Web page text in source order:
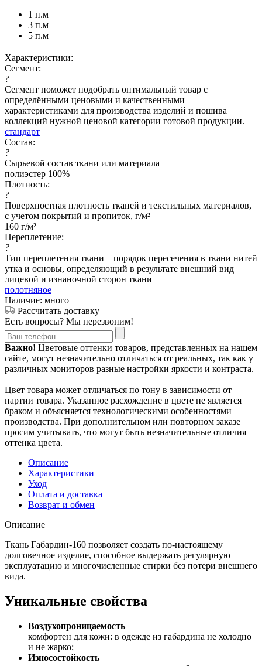
1 п.м
3 п.м
5 п.м
Характеристики:
Сегмент:
?
Сегмент поможет подобрать оптимальный товар с
определёнными ценовыми и качественными
характеристиками для производства изделий и пошива
коллекций нужной ценовой категории готовой продукции.
стандарт
Состав:
?
Сырьевой состав ткани или материала
полиэстер 100%
Плотность:
?
Поверхностная плотность тканей и текстильных материалов,
с учетом покрытий и пропиток, г/м²
160 г/м²
Переплетение:
?
Тип переплетения ткани – порядок пересечения в ткани нитей
утка и основы, определяющий в результате внешний вид
лицевой и изнаночной сторон ткани
полотняное
Наличие: много
Рассчитать доставку
Есть вопросы? Мы перезвоним!
Важно! Цветовые оттенки товаров, представленных на нашем
сайте, могут незначительно отличаться от реальных, так как у
различных мониторов разные настройки яркости и контраста.
Цвет товара может отличаться по тону в зависимости от
партии товара. Указанное расхождение в цвете не является
браком и объясняется технологическими особенностями
производства. При дополнительном или повторном заказе
просим учитывать, что могут быть незначительные отличия
оттенка цвета.
Описание
Характеристики
Уход
Оплата и доставка
Возврат и обмен
Описание
Ткань Габардин-160 позволяет создать по-настоящему
долговечное изделие, способное выдержать регулярную
эксплуатацию и многочисленные стирки без потери внешнего
вида.
Уникальные свойства
Воздухопроницаемость
комфортен для кожи: в одежде из габардина не холодно
и не жарко;
Износостойкость